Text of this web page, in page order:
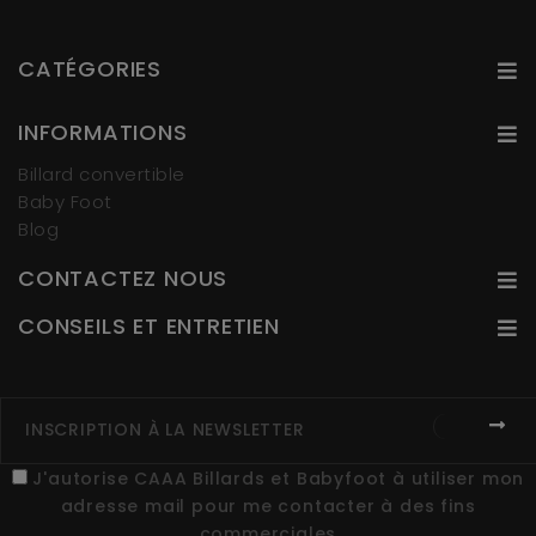
CATÉGORIES
INFORMATIONS
Billard convertible
Baby Foot
Blog
CONTACTEZ NOUS
CONSEILS ET ENTRETIEN
J'autorise CAAA Billards et Babyfoot à utiliser mon
adresse mail pour me contacter à des fins